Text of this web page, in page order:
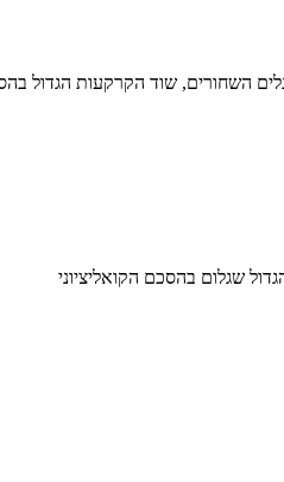
השחורים, שוד הקרקעות הגדול
שגלום בהסכם הקואליציוני